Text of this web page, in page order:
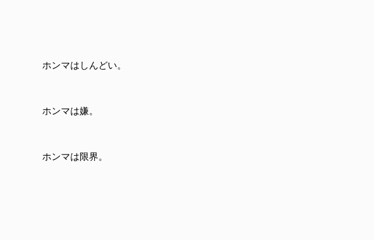
ホンマはしんどい。
ホンマは嫌。
ホンマは限界。